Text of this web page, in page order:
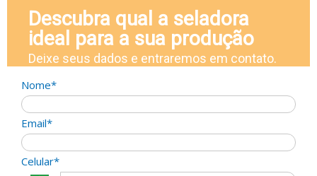
Descubra qual a seladora
ideal para a sua produção
Deixe seus dados e entraremos em contato.
Nome*
Email*
Celular*